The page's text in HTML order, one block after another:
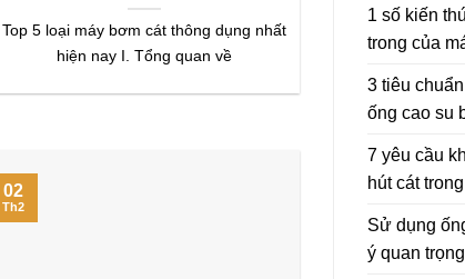
Top 5 loại máy bơm cát thông dụng nhất
hiện nay I. Tổng quan về
02
Th2
1 số kiến
trong của
3 tiêu
ống cao su
7 yêu cầu
hút cát
Sử dụng
ý quan trọng